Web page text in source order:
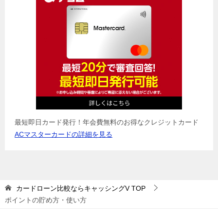
最短即日カード発行！年会費無料のお得なクレジットカード
ACマスターカードの詳細を見る
カードローン比較ならキャッシングVTOP
ポイントの貯め方・使い方